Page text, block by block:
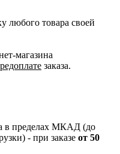
любого товара своей
магазина
заказа.
в пределах МКАД (до
- при заказе от 50